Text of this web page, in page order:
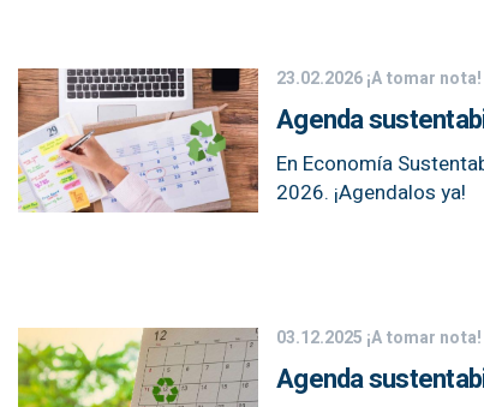
23.02.2026¡A tomar nota!
Agenda
En Economía
2026. ¡Agendalos ya!
03.12.2025 ¡A tomar nota!
Agenda